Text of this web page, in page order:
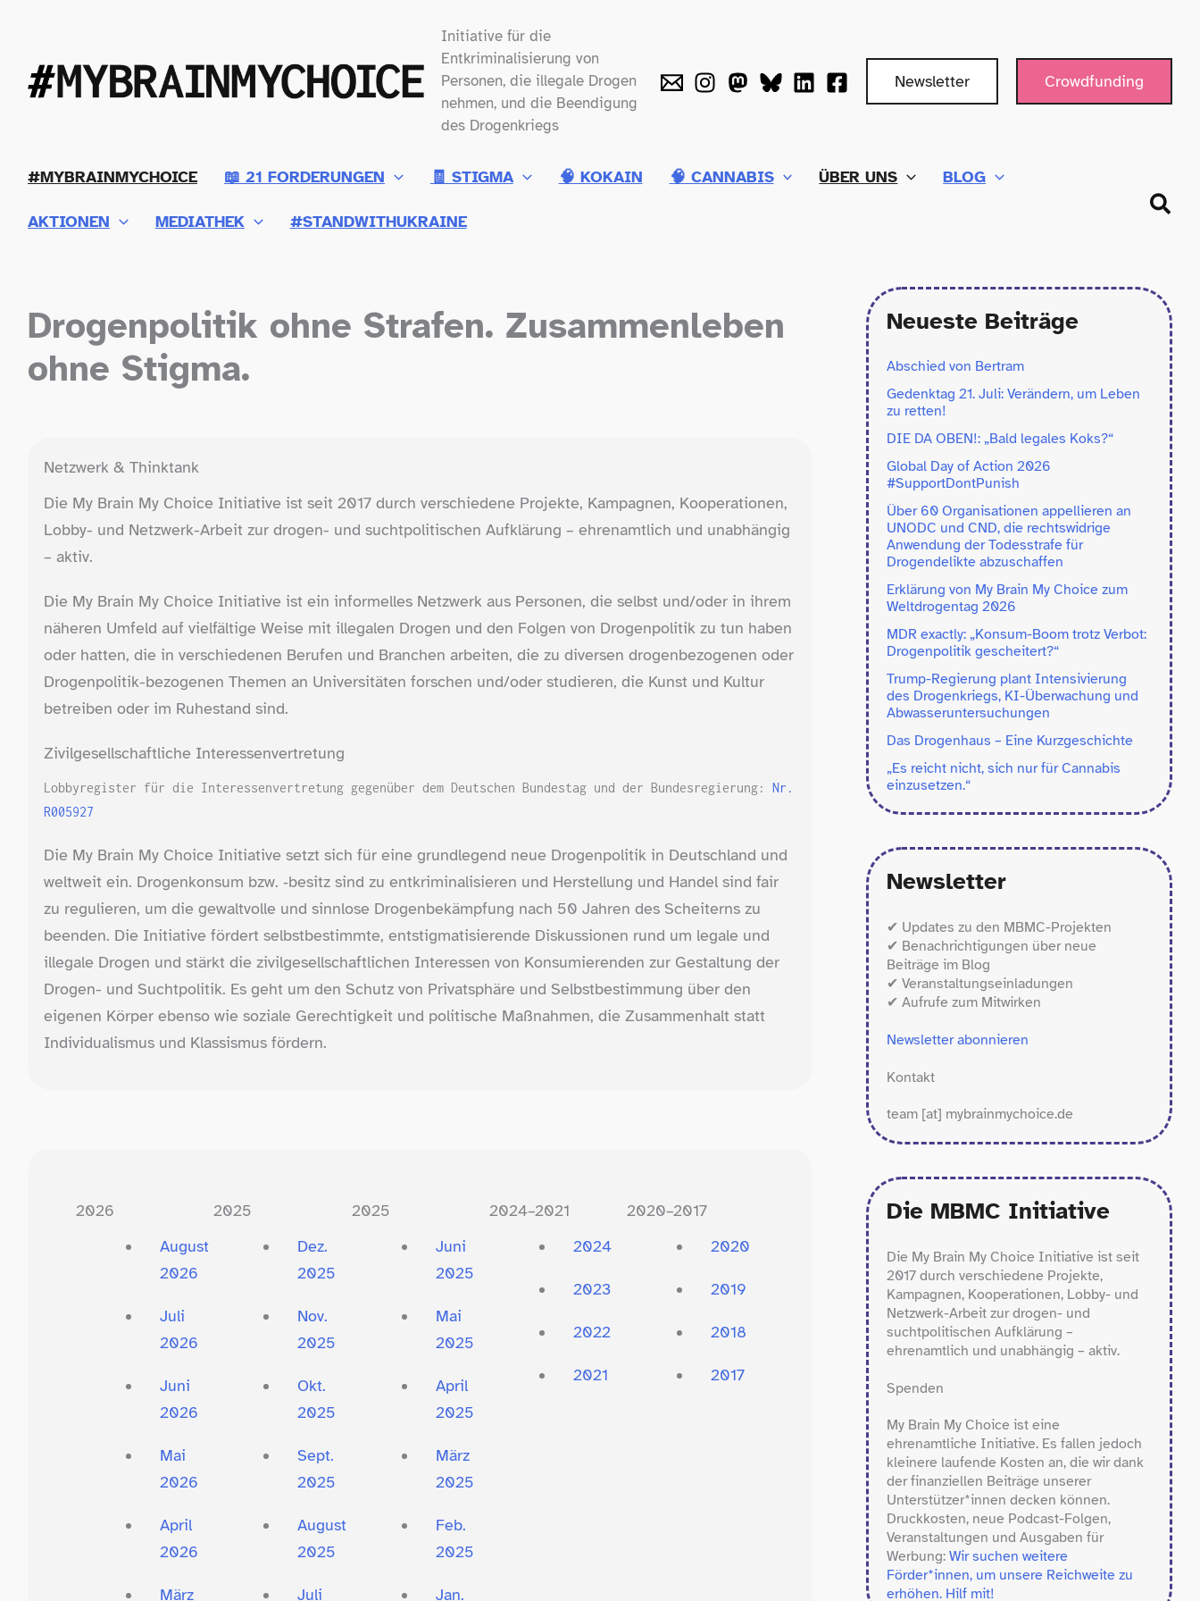
springen
Initiative für die
Entkriminalisierung von
Personen, die illegale Drogen
nehmen, und die Beendigung
des Drogenkriegs
Newsletter Crowdfunding
#MYBRAINMYCHOICE 📖 21 FORDERUNGEN 🧾 STIGMA 🧠 KOKAIN 🧠 CANNABIS ÜBER UNS BLOG
AKTIONEN MEDIATHEK #STANDWITHUKRAINE
Drogenpolitik ohne Strafen. Zusammenleben
ohne Stigma.
Netzwerk & Thinktank
Die My Brain My Choice Initiative ist seit 2017 durch verschiedene Projekte, Kampagnen, Kooperationen,
Lobby- und Netzwerk-​Arbeit zur drogen- und suchtpolitischen Aufklärung – ehrenamtlich und unabhängig
– aktiv.
Die My Brain My Choice Initiative ist ein informelles Netzwerk aus Personen, die selbst und/​oder in ihrem
näheren Umfeld auf vielfältige Weise mit illegalen Drogen und den Folgen von Drogenpolitik zu tun haben
oder hatten, die in verschiedenen Berufen und Branchen arbeiten, die zu diversen drogenbezogenen oder
Drogenpolitik-​bezogenen Themen an Universitäten forschen und/​oder studieren, die Kunst und Kultur
betreiben oder im Ruhestand sind.
Zivilgesellschaftliche Interessenvertretung
Lobbyregister für die Interessenvertretung gegenüber dem Deutschen Bundestag und der Bundesregierung: Nr.
R005927
Die My Brain My Choice Initiative setzt sich für eine grundlegend neue Drogenpolitik in Deutschland und
weltweit ein. Drogenkonsum bzw. ‑besitz sind zu entkriminalisieren und Herstellung und Handel sind fair
zu regulieren, um die gewaltvolle und sinnlose Drogenbekämpfung nach 50 Jahren des Scheiterns zu
beenden. Die Initiative fördert selbstbestimmte, entstigmatisierende Diskussionen rund um legale und
illegale Drogen und stärkt die zivilgesellschaftlichen Interessen von Konsumierenden zur Gestaltung der
Drogen- und Suchtpolitik. Es geht um den Schutz von Privatsphäre und Selbstbestimmung über den
eigenen Körper ebenso wie soziale Gerechtigkeit und politische Maßnahmen, die Zusammenhalt statt
Individualismus und Klassismus fördern.
2026
August
2026
Juli
2026
Juni
2026
Mai
2026
April
2026
März
2025
Dez.
2025
Nov.
2025
Okt.
2025
Sept.
2025
August
2025
Juli
2025
Juni
2025
Mai
2025
April
2025
März
2025
Feb.
2025
Jan.
2024–2021
2024
2023
2022
2021
2020–2017
2020
2019
2018
2017
Neueste Beiträge
Abschied von Bertram
Gedenktag 21. Juli: Verändern, um Leben
zu retten!
DIE DA OBEN!: „Bald legales Koks?“
Global Day of Action 2026
#SupportDontPunish
Über 60 Organisationen appellieren an
UNODC und CND, die rechtswidrige
Anwendung der Todesstrafe für
Drogendelikte abzuschaffen
­Erklärung von My Brain My Choice zum
Weltdrogentag 2026
MDR exactly: „Konsum-​Boom trotz Verbot:
Drogenpolitik gescheitert?“
Trump-​Regierung plant Intensivierung
des Drogenkriegs, KI-​Überwachung und
Abwasseruntersuchungen
Das Drogenhaus – Eine Kurzgeschichte
„Es reicht nicht, sich nur für Cannabis
einzusetzen.“
Newsletter
✔ Updates zu den MBMC-Projekten
✔ Benachrichtigungen über neue
Beiträge im Blog
✔ Veranstaltungseinladungen
✔ Aufrufe zum Mitwirken
Newsletter abonnieren
Kontakt
team [at] mybrainmychoice.de
Die MBMC Initiative
Die My Brain My Choice Initiative ist seit
2017 durch verschiedene Projekte,
Kampagnen, Kooperationen, Lobby- und
Netzwerk-Arbeit zur drogen- und
suchtpolitischen Aufklärung –
ehrenamtlich und unabhängig – aktiv.
Spenden
My Brain My Choice ist eine
ehrenamtliche Initiative. Es fallen jedoch
kleinere laufende Kosten an, die wir dank
der finanziellen Beiträge unserer
Unterstützer*innen decken können.
Druckkosten, neue Podcast-Folgen,
Veranstaltungen und Ausgaben für
Werbung:Wir suchen weitere
Förder*innen, um unsere Reichweite zu
erhöhen. Hilf mit!